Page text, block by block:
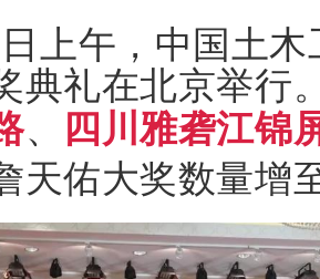
午，中国土木
典礼在北京举行
、 四川雅砻江锦
天佑大奖数量增